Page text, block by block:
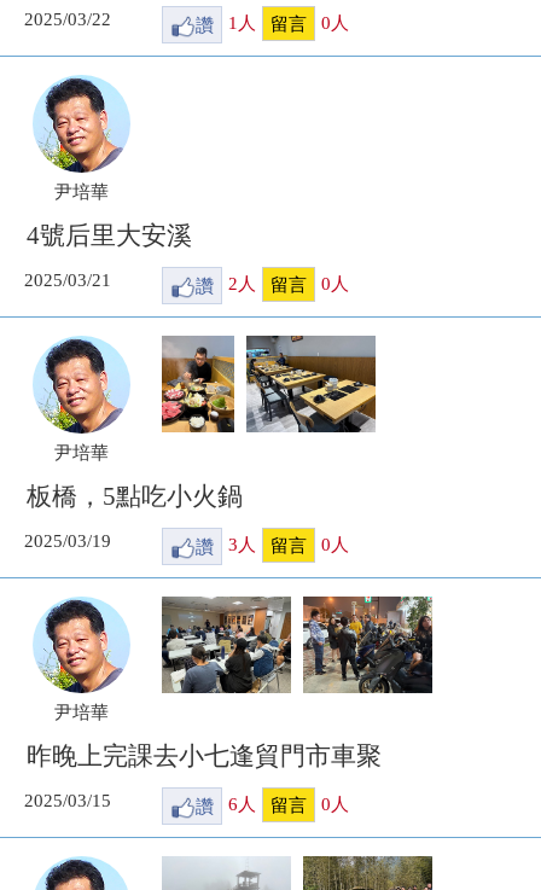
2025/03/22 讚 1人 留言 0人
尹培華
4號后里大安溪
2025/03/21 讚 2 人 留言 0 人
尹培華
板橋，5點吃小火鍋
2025/03/19 讚 3 人 留言 0 人
尹培華
昨晚上完課去小七逢貿門市車聚
2025/03/15 讚 6 人 留言 0 人